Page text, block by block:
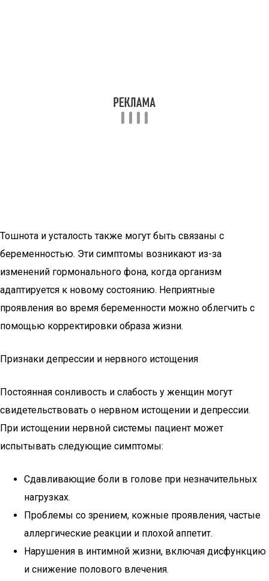
Тошнота и усталость также могут быть связаны с
беременностью. Эти симптомы возникают из-за
изменений гормонального фона, когда организм
адаптируется к новому состоянию. Неприятные
проявления во время беременности можно облегчить с
помощью корректировки образа жизни.
Признаки депрессии и нервного истощения
Постоянная сонливость и слабость у женщин могут
свидетельствовать о нервном истощении и депрессии.
При истощении нервной системы пациент может
испытывать следующие симптомы:
Сдавливающие боли в голове при незначительных
нагрузках.
Проблемы со зрением, кожные проявления, частые
аллергические реакции и плохой аппетит.
Нарушения в интимной жизни, включая дисфункцию
и снижение полового влечения.